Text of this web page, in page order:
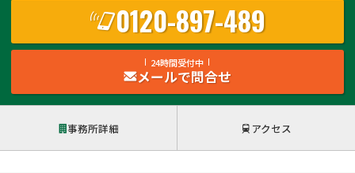
0120-897-489
24時間受付中
メールで問合せ
事務所詳細 アクセス